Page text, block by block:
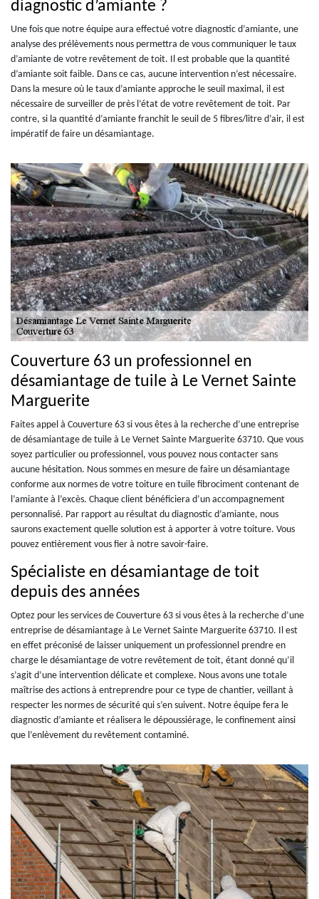
diagnostic d’amiante ?
Une fois que notre équipe aura effectué votre diagnostic d’amiante, une
analyse des prélèvements nous permettra de vous communiquer le taux
d’amiante de votre revêtement de toit. Il est probable que la quantité
d’amiante soit faible. Dans ce cas, aucune intervention n’est nécessaire.
Dans la mesure où le taux d’amiante approche le seuil maximal, il est
nécessaire de surveiller de près l’état de votre revêtement de toit. Par
contre, si la quantité d’amiante franchit le seuil de 5 fibres/litre d’air, il est
impératif de faire un désamiantage.
Couverture 63 un professionnel en
désamiantage de tuile à Le Vernet Sainte
Marguerite
Faites appel à Couverture 63 si vous êtes à la recherche d’une entreprise
de désamiantage de tuile à Le Vernet Sainte Marguerite 63710. Que vous
soyez particulier ou professionnel, vous pouvez nous contacter sans
aucune hésitation. Nous sommes en mesure de faire un désamiantage
conforme aux normes de votre toiture en tuile fibrociment contenant de
l’amiante à l’excès. Chaque client bénéficiera d’un accompagnement
personnalisé. Par rapport au résultat du diagnostic d’amiante, nous
saurons exactement quelle solution est à apporter à votre toiture. Vous
pouvez entièrement vous fier à notre savoir-faire.
Spécialiste en désamiantage de toit
depuis des années
Optez pour les services de Couverture 63 si vous êtes à la recherche d’une
entreprise de désamiantage à Le Vernet Sainte Marguerite 63710. Il est
en effet préconisé de laisser uniquement un professionnel prendre en
charge le désamiantage de votre revêtement de toit, étant donné qu’il
s’agit d’une intervention délicate et complexe. Nous avons une totale
maîtrise des actions à entreprendre pour ce type de chantier, veillant à
respecter les normes de sécurité qui s’en suivent. Notre équipe fera le
diagnostic d’amiante et réalisera le dépoussiérage, le confinement ainsi
que l’enlèvement du revêtement contaminé.